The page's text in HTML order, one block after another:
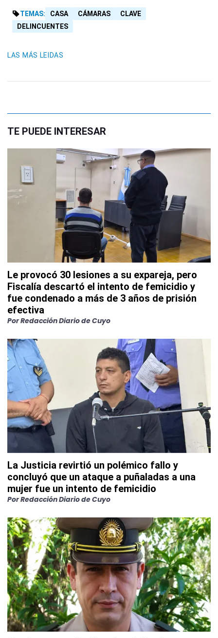
TEMAS: CASA CÁMARAS
CLAVE
DELINCUENTES
LAS MÁS LEIDAS
TE PUEDE INTERESAR
Le provocó 30 lesiones a su expareja, pero
Fiscalía descartó el intento de femicidio y
fue condenado a más de 3 años de prisión
efectiva
PorRedacción Diario de Cuyo
La Justicia revirtió un polémico fallo y
concluyó que un ataque a puñaladas a una
mujer fue un intento de femicidio
PorRedacción Diario de Cuyo